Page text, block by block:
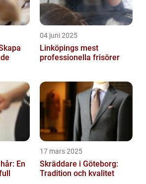
04 juni 2025
Linköpings mest
professionella frisörer
En
17 mars 2025
Skräddare i Göteborg:
Tradition och kvalitet